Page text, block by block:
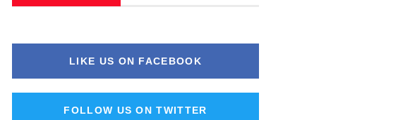
LIKE US ON FACEBOOK
FOLLOW US ON TWITTER